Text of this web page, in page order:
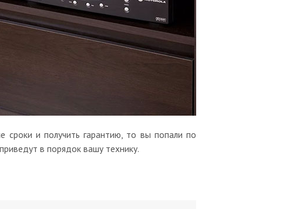
сроки и получить гарантию, то вы попали по
в порядок вашу технику.